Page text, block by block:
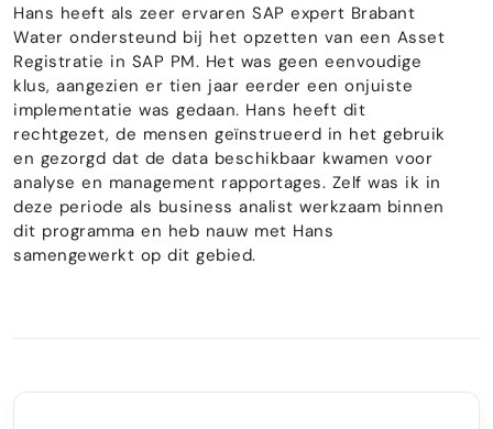
Hans heeft als zeer ervaren SAP expert Brabant
Water ondersteund bij het opzetten van een Asset
Registratie in SAP PM. Het was geen eenvoudige
klus, aangezien er tien jaar eerder een onjuiste
implementatie was gedaan. Hans heeft dit
rechtgezet, de mensen geïnstrueerd in het gebruik
en gezorgd dat de data beschikbaar kwamen voor
analyse en management rapportages. Zelf was ik in
deze periode als business analist werkzaam binnen
dit programma en heb nauw met Hans
samengewerkt op dit gebied.